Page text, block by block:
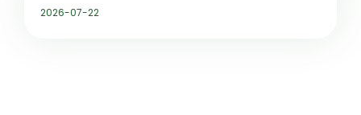
2026-07-22